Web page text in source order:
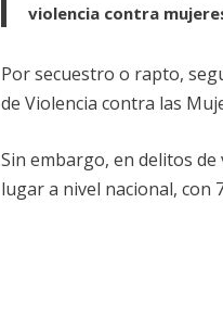
violencia contra
Por secuestro o rapto,
de Violencia contra las
Sin embargo, en delitos
lugar a nivel nacional, con